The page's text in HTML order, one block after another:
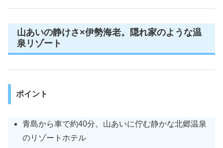
山あいの静けさ×伊勢海老。隠れ家のような温
泉リゾート
ポイント
青島から車で約40分。山あいに佇む静かな北郷温泉
のリゾートホテル